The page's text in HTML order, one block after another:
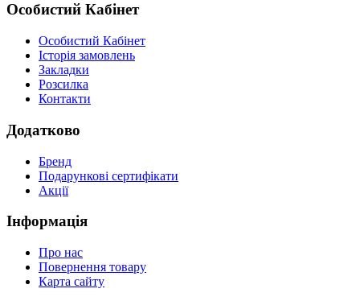
Особистий Кабінет
Особистий Кабінет
Історія замовлень
Закладки
Розсилка
Контакти
Додатково
Бренд
Подарункові сертифікати
Акції
Інформація
Про нас
Повернення товару
Карта сайту